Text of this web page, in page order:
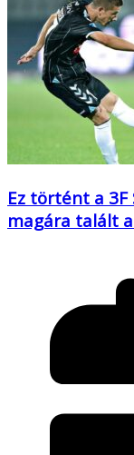
Ez történt a
magára talált